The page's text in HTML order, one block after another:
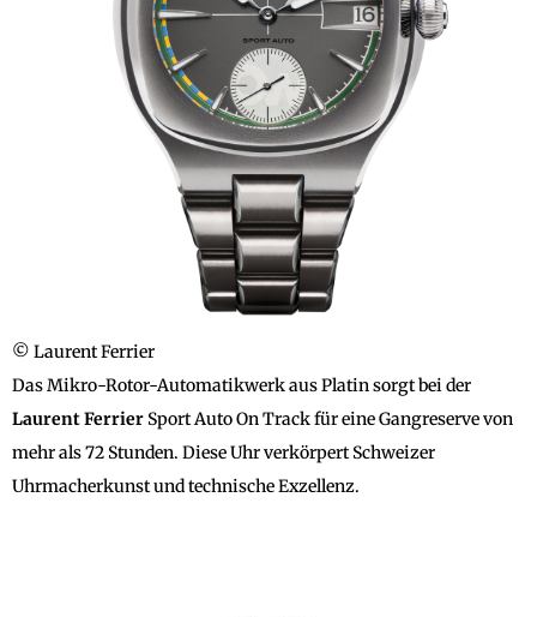
© Laurent Ferrier
Das Mikro-Rotor-Automatikwerk aus Platin sorgt bei der
Laurent Ferrier Sport Auto On Track für eine Gangreserve von
mehr als 72 Stunden. Diese Uhr verkörpert Schweizer
Uhrmacherkunst und technische Exzellenz.